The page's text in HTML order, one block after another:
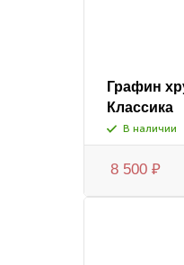
Графин
Классика
В наличии
8 500 ₽